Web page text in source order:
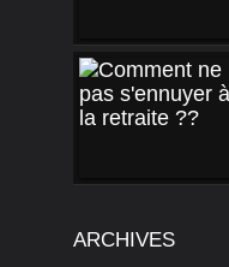
ARCHIVES